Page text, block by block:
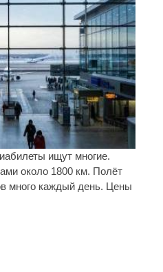
ищут многие.
около 1800 км. Полёт
много каждый день. Цены